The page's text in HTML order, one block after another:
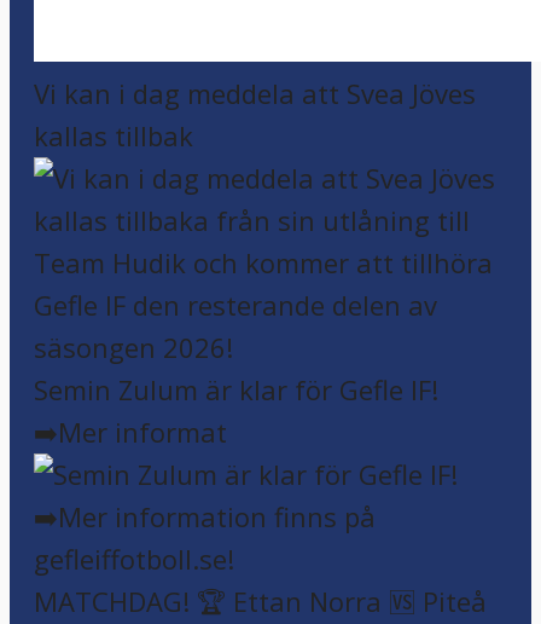
Vi kan i dag meddela att Svea Jöves
kallas tillbak
Semin Zulum är klar för Gefle IF!
➡️Mer informat
MATCHDAG! 🏆 Ettan Norra 🆚 Piteå